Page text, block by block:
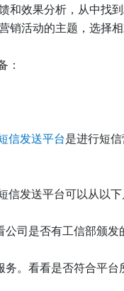
和效果分析，从中找
销活动的主题，选择
：
信发送平台是进行短
信发送平台可以从以下
公司是否有工信部颁发
务。看看是否符合平台